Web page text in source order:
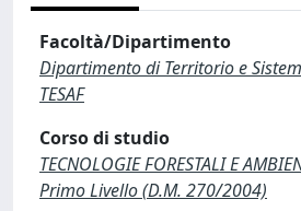
Facoltà/Dipartimento
Dipartimento di Territorio e
TESAF
Corso di studio
TECNOLOGIE FORESTALI E
Primo Livello (D.M. 270/2004)